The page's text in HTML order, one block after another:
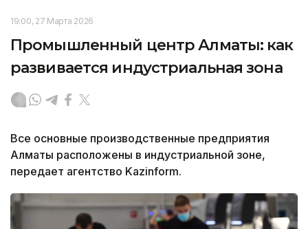
19:00, 27 Марта 2026
Промышленный центр Алматы: как
развивается индустриальная зона
Все основные производственные предприятия
Алматы расположены в индустриальной зоне,
передает агентство Kazinform.